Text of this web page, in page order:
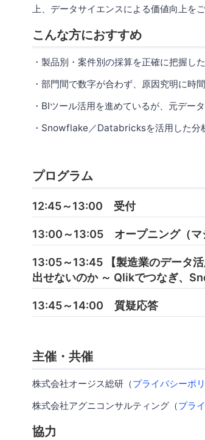
上、データサイエンスによる価値向上をご
こんな方におすすめ
・製品別・案件別の採算を正確に把握し
・部門間で数字が合わず、原因究明に時
・BIツール活用を進めているが、元デー
・Snowflake／Databricksを活用した分
プログラム
12:45～13:00 受付
13:00～13:05 オープニング（マ
13:05～13:45 【製造業のデータ
出せないのか ～ Qlikでつなぎ、
13:45～14:00 質疑応答
主催・共催
株式会社オージス総研（プライバシーポ
株式会社アグニコンサルティング（プラ
協力